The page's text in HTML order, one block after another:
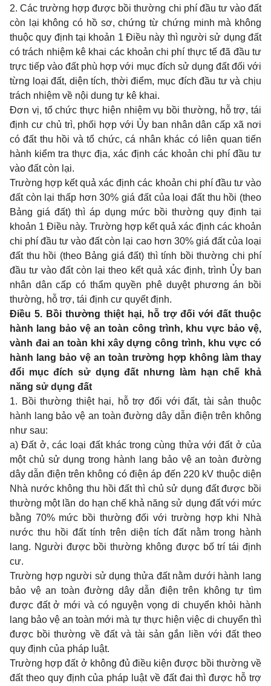
2. Các trường hợp được bồi thường chi phí đầu tư vào đất
còn lại không có hồ sơ, chứng từ chứng minh mà không
thuộc quy định tại khoản 1 Điều này thì người sử dụng đất
có trách nhiệm kê khai các khoản chi phí thực tế đã đầu tư
trực tiếp vào đất phù hợp với mục đích sử dụng đất đối với
từng loại đất, diện tích, thời điểm, mục đích đầu tư và chịu
trách nhiệm về nội dung tự kê khai.
Đơn vị, tổ chức thực hiện nhiệm vụ bồi thường, hỗ trợ, tái
định cư chủ trì, phối hợp với Ủy ban nhân dân cấp xã nơi
có đất thu hồi và tổ chức, cá nhân khác có liên quan tiến
hành kiểm tra thực địa, xác định các khoản chi phí đầu tư
vào đất còn lại.
Trường hợp kết quả xác định các khoản chi phí đầu tư vào
đất còn lại thấp hơn 30% giá đất của loại đất thu hồi (theo
Bảng giá đất) thì áp dụng mức bồi thường quy định tại
khoản 1 Điều này. Trường hợp kết quả xác định các khoản
chi phí đầu tư vào đất còn lại cao hơn 30% giá đất của loại
đất thu hồi (theo Bảng giá đất) thì tính bồi thường chi phí
đầu tư vào đất còn lại theo kết quả xác định, trình Ủy ban
nhân dân cấp có thẩm quyền phê duyệt phương án bồi
thường, hỗ trợ, tái định cư quyết định.
Điều 5. Bồi thường thiệt hại, hỗ trợ đối với đất thuộc
hành lang bảo vệ an toàn công trình, khu vực bảo vệ,
vành đai an toàn khi xây dựng công trình, khu vực có
hành lang bảo vệ an toàn trường hợp không làm thay
đổi mục đích sử dụng đất nhưng làm hạn chế khả
năng sử dụng đất
1. Bồi thường thiệt hại, hỗ trợ đối với đất, tài sản thuộc
hành lang bảo vệ an toàn đường dây dẫn điện trên không
như sau:
a) Đất ở, các loại đất khác trong cùng thửa với đất ở của
một chủ sử dụng trong hành lang bảo vệ an toàn đường
dây dẫn điện trên không có điện áp đến 220 kV thuộc diện
Nhà nước không thu hồi đất thì chủ sử dụng đất được bồi
thường một lần do hạn chế khả năng sử dụng đất với mức
bằng 70% mức bồi thường đối với trường hợp khi Nhà
nước thu hồi đất tính trên diện tích đất nằm trong hành
lang. Người được bồi thường không được bố trí tái định
cư.
Trường hợp người sử dụng thửa đất nằm dưới hành lang
bảo vệ an toàn đường dây dẫn điện trên không tự tìm
được đất ở mới và có nguyện vọng di chuyển khỏi hành
lang bảo vệ an toàn mới mà tự thực hiện việc di chuyển thì
được bồi thường về đất và tài sản gắn liền với đất theo
quy định của pháp luật.
Trường hợp đất ở không đủ điều kiện được bồi thường về
đất theo quy định của pháp luật về đất đai thì được hỗ trợ